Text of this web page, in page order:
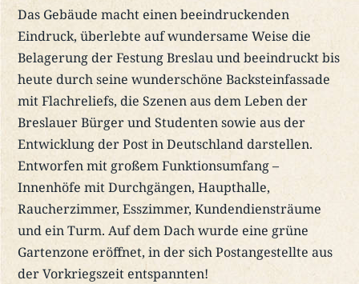
Das Gebäude macht einen beeindruckenden
Eindruck, überlebte auf wundersame Weise die
Belagerung der Festung Breslau und beeindruckt bis
heute durch seine wunderschöne Backsteinfassade
mit Flachreliefs, die Szenen aus dem Leben der
Breslauer Bürger und Studenten sowie aus der
Entwicklung der Post in Deutschland darstellen.
Entworfen mit großem Funktionsumfang –
Innenhöfe mit Durchgängen, Haupthalle,
Raucherzimmer, Esszimmer, Kundendiensträume
und ein Turm. Auf dem Dach wurde eine grüne
Gartenzone eröffnet, in der sich Postangestellte aus
der Vorkriegszeit entspannten!